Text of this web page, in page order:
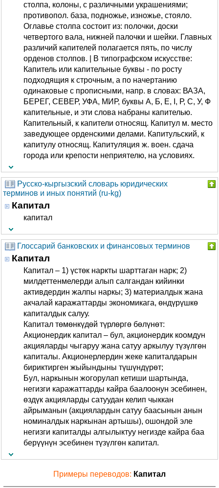
столпа, колоны, с различными украшениями;
противопол. база, подножье, изножье, стояло.
Оглавье столпа состоит из: полочки, доски
четвертого вала, нижней палочки и шейки. Главных
различий капителей полагается пять, по числу
орденов столпов. | В типографском искусстве:
Капитель или капительные буквы - по росту
подходящия к строчным, а по начертанию
одинаковые с прописными, напр. в словах: ВАЗА,
БЕРЕГ, СЕВЕР, УФА, МИР, буквы А, Б, Е, I, Р, С, У, Ф
капительные, и эти слова набраны капителью.
Капительный, к капители относящ. Капитул м. место
заведующее орденскими делами. Капитульский, к
капитулу относящ. Капитуляция ж. воен. сдача
города или крепости неприятелю, на условиях.
Русско-кыргызский словарь юридических
терминов и иных понятий (ru-kg)
Капитал
капитал
Глоссарий банковских и финансовых терминов
Капитал
Капитал – 1) үстөк наркты шарттаган нарк; 2)
милдеттенмелерди алып салгандан кийинки
активдердин жалпы наркы; 3) материалдык жана
акчалай каражаттарды экономикага, өндүрүшкө
капиталдык салуу.
Капитал төмөнкүдөй түрлөргө бөлүнөт:
Акционердик капитал – бул, акционердик коомдун
акцияларды чыгаруу жана сатуу аркылуу түзүлгөн
капиталы. Акционерлердин жеке капиталдарын
бириктирген жыйындыны түшүндүрөт;
Бул, наркынын жогорулап кетиши шартында,
негизги каражаттарды кайра баалоонун эсебинен,
өздүк акцияларды сатуудан келип чыккан
айрыманын (акциялардын сатуу баасынын анын
номиналдык наркынан артышы), ошондой эле
негизги капиталды алгылыктуу негизде кайра баа
берүүнүн эсебинен түзүлгөн капитал.
Примеры переводов: Капитал